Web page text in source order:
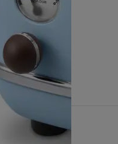
preț inițial 499,99 RON